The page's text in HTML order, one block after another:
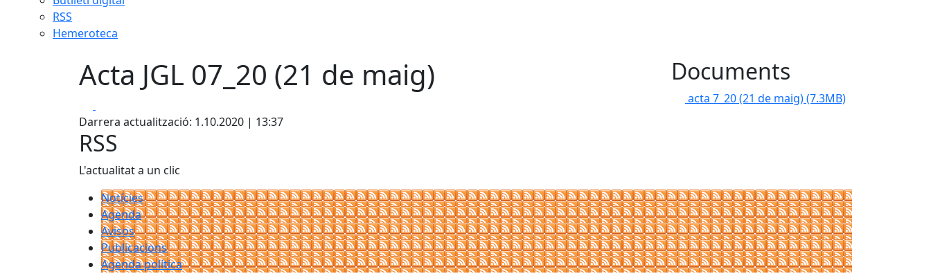
RSS
Hemeroteca
Acta JGL 07_20 (21 de maig)
Darrera actualització: 1.10.2020 | 13:37
Documents
acta 7_20 (21 de maig)(7.3MB)
RSS
L'actualitat a un clic
Notícies
Agenda
Avisos
Publicacions
Agenda política